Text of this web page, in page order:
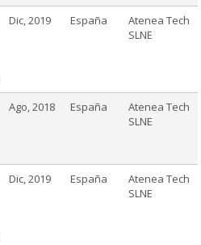
Dic, 2019 España
Atenea Tech
SLNE
Ago, 2018 España
Atenea Tech
SLNE
Dic, 2019 España
Atenea Tech
SLNE